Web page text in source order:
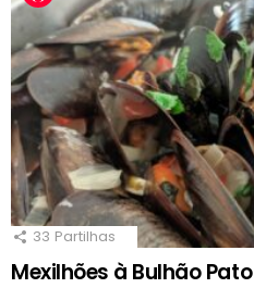
33 Partilhas
Mexilhões à Bulhão Pato